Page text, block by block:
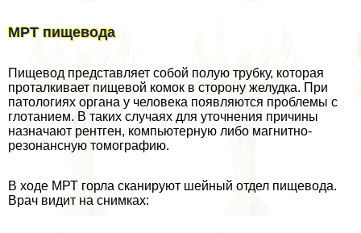
МРТ пищевода
Пищевод представляет собой полую трубку, которая
проталкивает пищевой комок в сторону желудка. При
патологиях органа у человека появляются проблемы с
глотанием. В таких случаях для уточнения причины
назначают рентген, компьютерную либо магнитно-
резонансную томографию.
В ходе МРТ горла сканируют шейный отдел пищевода.
Врач видит на снимках: